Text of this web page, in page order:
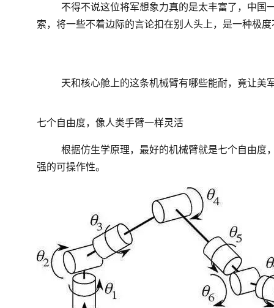
不得不说这位将军想象力真的是太丰富了，中国
索，将一些不着边际的言论扣在别人头上，是一种极
天和核心舱上的这条机械臂有哪些能耐，竟让美
七个自由度，像人类手臂一样灵活
根据仿生学原理，最好的机械臂就是七个自由度
强的可操作性。